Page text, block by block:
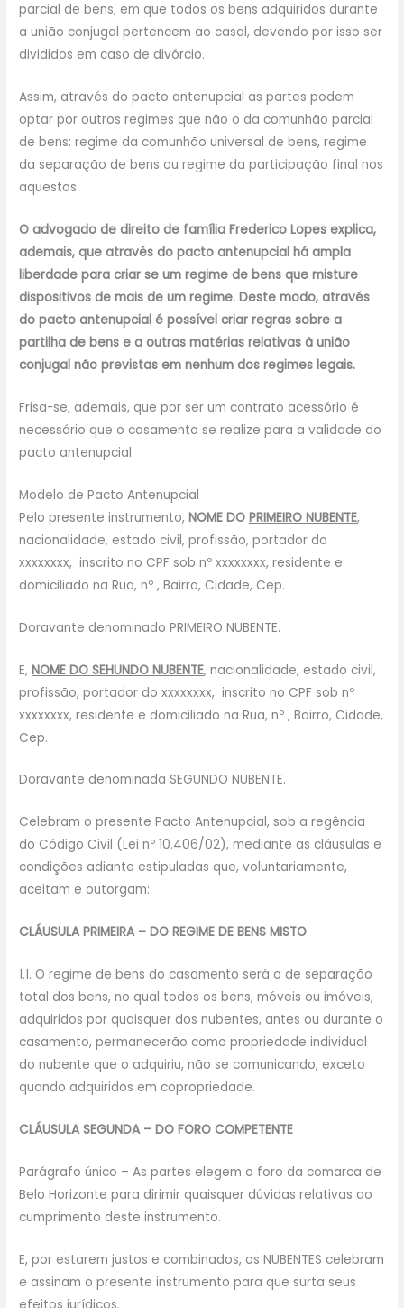
parcial de bens, em que todos os bens adquiridos durante
a união conjugal pertencem ao casal, devendo por isso ser
divididos em caso de divórcio.
Assim, através do pacto antenupcial as partes podem
optar por outros regimes que não o da comunhão parcial
de bens: regime da comunhão universal de bens, regime
da separação de bens ou regime da participação final nos
aquestos.
O advogado de direito de família Frederico Lopes explica,
ademais, que através do pacto antenupcial há ampla
liberdade para criar se um regime de bens que misture
dispositivos de mais de um regime. Deste modo, através
do pacto antenupcial é possível criar regras sobre a
partilha de bens e a outras matérias relativas à união
conjugal não previstas em nenhum dos regimes legais.
Frisa-se, ademais, que por ser um contrato acessório é
necessário que o casamento se realize para a validade do
pacto antenupcial.
Modelo de Pacto Antenupcial
Pelo presente instrumento,NOME DOPRIMEIRO NUBENTE,
nacionalidade, estado civil, profissão, portador do
xxxxxxxx, inscrito no CPF sob nº xxxxxxxx, residente e
domiciliado na Rua, nº , Bairro, Cidade, Cep.
Doravante denominado PRIMEIRO NUBENTE.
E,NOME DO SEHUNDO NUBENTE, nacionalidade, estado civil,
profissão, portador do xxxxxxxx, inscrito no CPF sob nº
xxxxxxxx, residente e domiciliado na Rua, nº , Bairro, Cidade,
Cep.
Doravante denominada SEGUNDO NUBENTE.
Celebram o presente Pacto Antenupcial, sob a regência
do Código Civil (Lei nº 10.406/02), mediante as cláusulas e
condições adiante estipuladas que, voluntariamente,
aceitam e outorgam:
CLÁUSULA PRIMEIRA – DO REGIME DE BENS MISTO
1.1. O regime de bens do casamento será o de separação
total dos bens, no qual todos os bens, móveis ou imóveis,
adquiridos por quaisquer dos nubentes, antes ou durante o
casamento, permanecerão como propriedade individual
do nubente que o adquiriu, não se comunicando, exceto
quando adquiridos em copropriedade.
CLÁUSULA SEGUNDA – DO FORO COMPETENTE
Parágrafo único – As partes elegem o foro da comarca de
Belo Horizonte para dirimir quaisquer dúvidas relativas ao
cumprimento deste instrumento.
E, por estarem justos e combinados, os NUBENTES celebram
e assinam o presente instrumento para que surta seus
efeitos jurídicos.